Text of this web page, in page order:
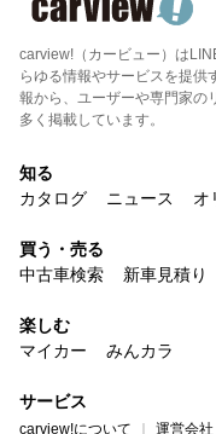
carview!（カービュー）は
らゆる情報やサービスを提供
報から、ユーザーや専門家の
多く掲載しています。
知る
カタログ
ニュース オ
買う・売る
中古車検索
新車見積り
楽しむ
マイカー
みんカラ
サービス
carview!について 運営会社